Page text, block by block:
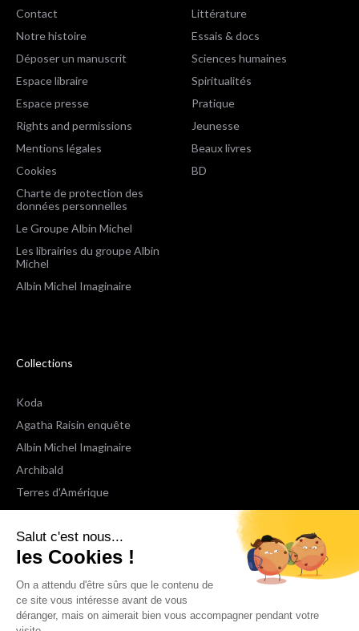
Salut c'est nous...
les Cookies !
On a attendu d'être sûrs que le contenu de
ce site vous intéresse avant de vous
déranger, mais on aimerait bien vous accompagner pendant votre
Contact
Notre histoire
Déposer un manuscrit
Espace libraire
Espace presse
Rights and permissions
Mentions légales
Cookies
Charte de protection des
données personnelles
Le Groupe Albin Michel
Les librairies du groupe Albin
Michel
Albin Michel Imaginaire
Littérature
Essais & docs
Sciences humaines
Spiritualités
Pratique
Jeunesse
Beaux livres
BD
Collections
Koda
Agatha Raisin enquête
Albin Michel Imaginaire
Archibald
Terres d'Amérique
Espaces Libres Poche
NOX
Wiz
Voir toutes les collections
Nous suivre